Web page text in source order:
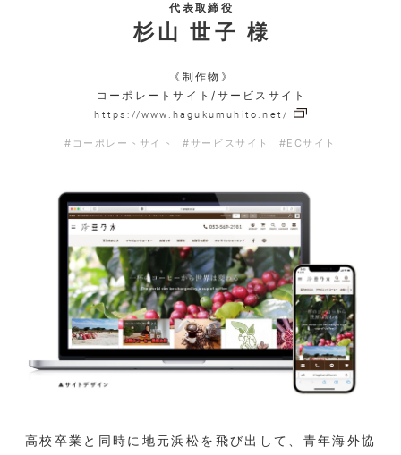
代表取締役
杉山 世子 様
《制作物》
コーポレートサイト/サービスサイト
https://www.hagukumuhito.net/
#コーポレートサイト #サービスサイト #ECサイト
高校卒業と同時に地元浜松を飛び出して、青年海外協